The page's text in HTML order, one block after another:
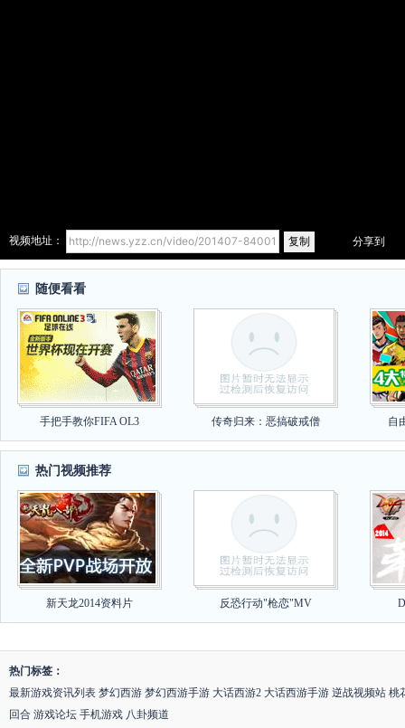
视频地址： 复制 分享到
随便看看
手把手教你FIFA OL3 传奇归来：恶搞破戒僧 自
热门视频推荐
新天龙2014资料片 反恐行动"枪恋"MV
热门标签：
最新游戏资讯列表 梦幻西游 梦幻西游手游 大话西游2 大话西游手游 逆战视频站 桃
回合 游戏论坛 手机游戏 八卦频道